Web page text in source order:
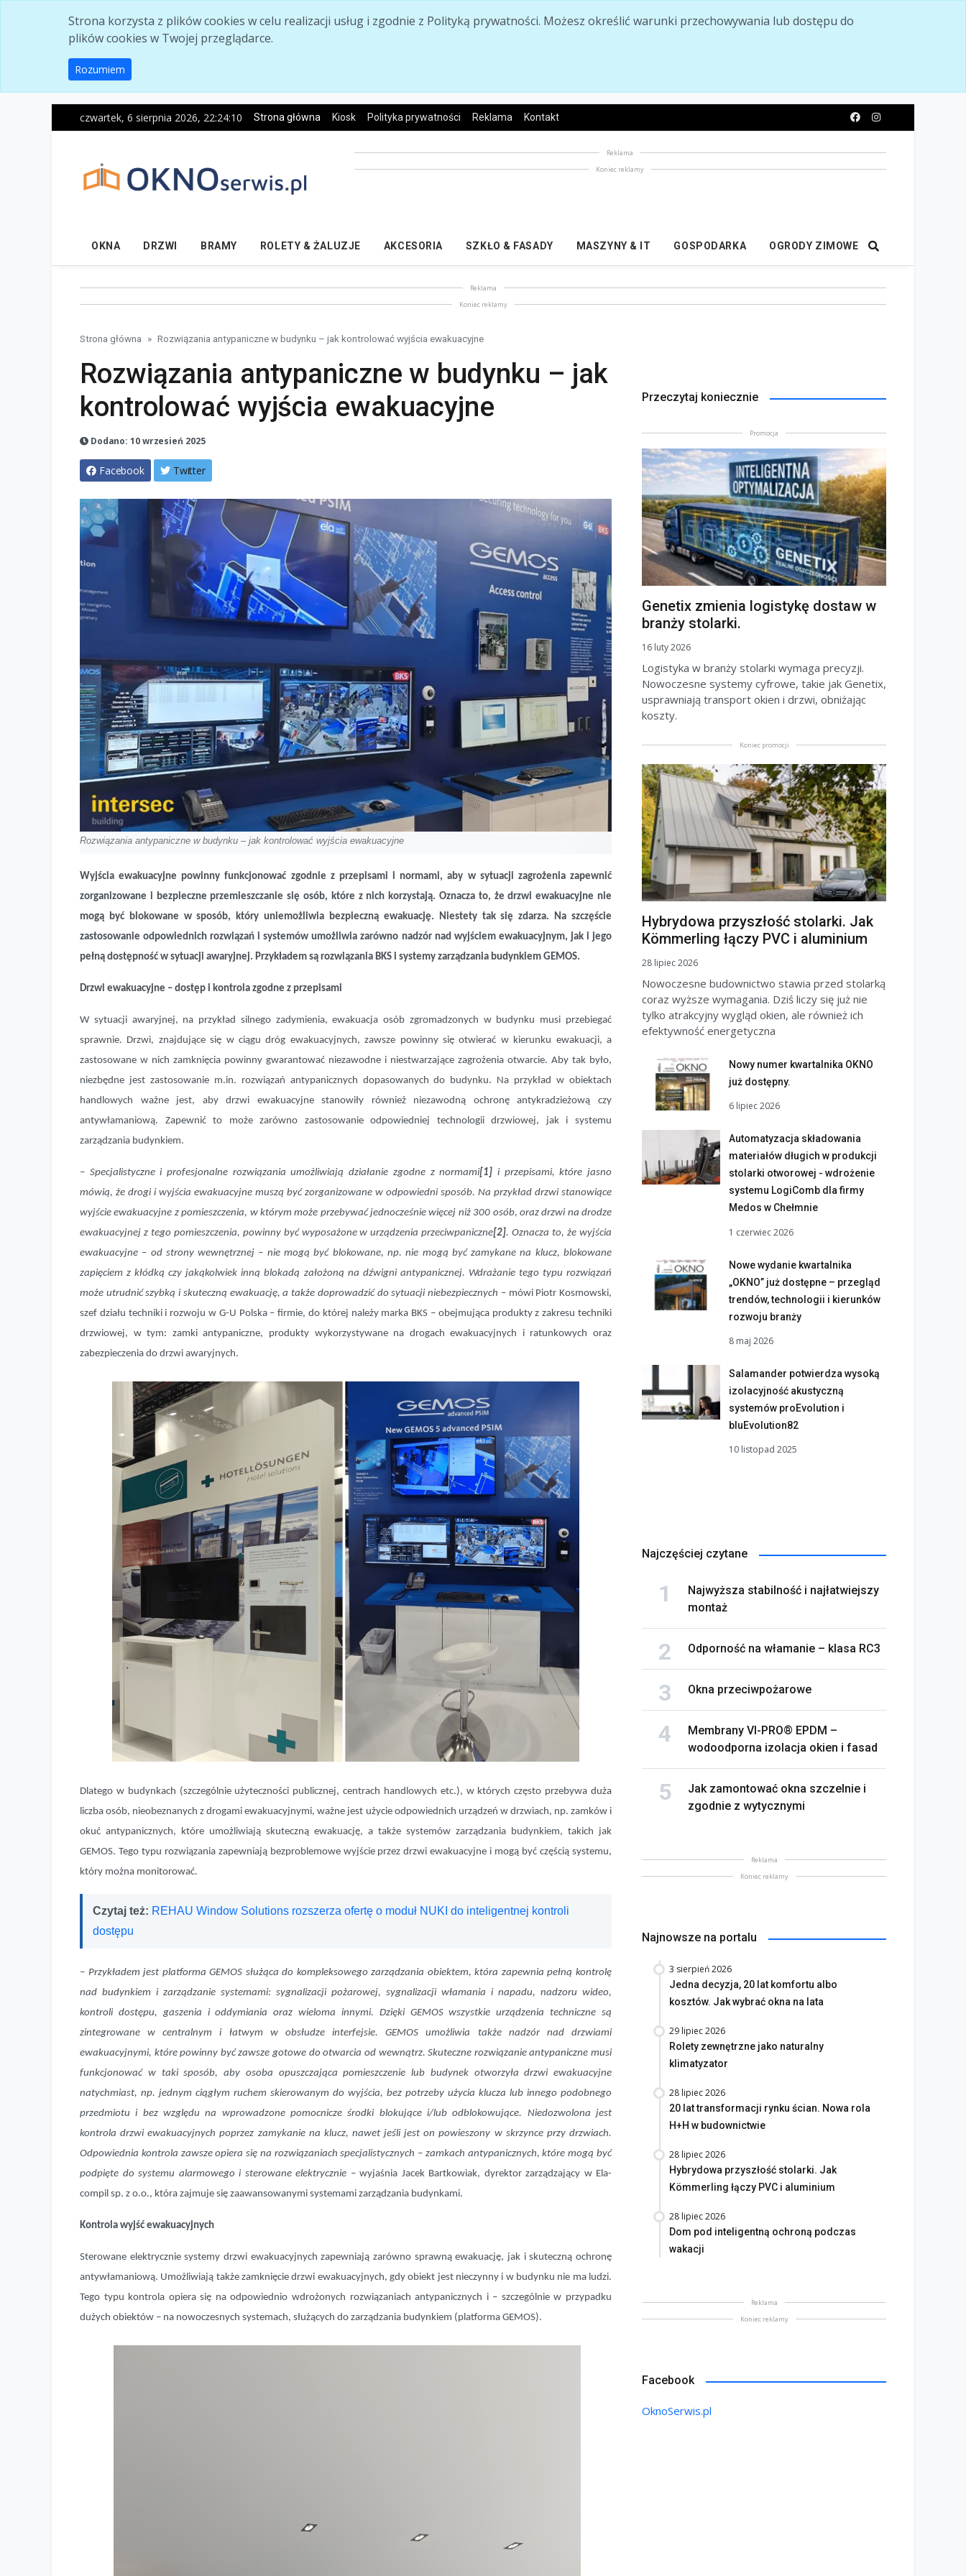
Strona korzysta z plików cookies w celu realizacji usług i zgodnie z Polityką prywatności. Możesz określić warunki przechowywania lub dostępu do
plików cookies w Twojej przeglądarce.
Rozumiem
czwartek, 6 sierpnia 2026, 22:24:11 Strona główna Kiosk Polityka prywatności Reklama Kontakt
Reklama
Koniec reklamy
OKNA DRZWI BRAMY ROLETY & ŻALUZJE AKCESORIA SZKŁO & FASADY MASZYNY & IT GOSPODARKA OGRODY ZIMOWE
Reklama
Koniec reklamy
Strona główna Rozwiązania antypaniczne w budynku – jak kontrolować wyjścia ewakuacyjne
Rozwiązania antypaniczne w budynku – jak
kontrolować wyjścia ewakuacyjne
Dodano: 10 wrzesień 2025
Facebook Twitter
Rozwiązania antypaniczne w budynku – jak kontrolować wyjścia ewakuacyjne
Wyjścia ewakuacyjne powinny funkcjonować zgodnie z przepisami i normami, aby w sytuacji zagrożenia zapewnić
zorganizowane i bezpieczne przemieszczanie się osób, które z nich korzystają. Oznacza to, że drzwi ewakuacyjne nie
mogą być blokowane w sposób, który uniemożliwia bezpieczną ewakuację. Niestety tak się zdarza. Na szczęście
zastosowanie odpowiednich rozwiązań i systemów umożliwia zarówno nadzór nad wyjściem ewakuacyjnym, jak i jego
pełną dostępność w sytuacji awaryjnej. Przykładem są rozwiązania BKS i systemy zarządzania budynkiem GEMOS.
Drzwi ewakuacyjne – dostęp i kontrola zgodne z przepisami
W sytuacji awaryjnej, na przykład silnego zadymienia, ewakuacja osób zgromadzonych w budynku musi przebiegać
sprawnie. Drzwi, znajdujące się w ciągu dróg ewakuacyjnych, zawsze powinny się otwierać w kierunku ewakuacji, a
zastosowane w nich zamknięcia powinny gwarantować niezawodne i niestwarzające zagrożenia otwarcie. Aby tak było,
niezbędne jest zastosowanie m.in. rozwiązań antypanicznych dopasowanych do budynku. Na przykład w obiektach
handlowych ważne jest, aby drzwi ewakuacyjne stanowiły również niezawodną ochronę antykradzieżową czy
antywłamaniową. Zapewnić to może zarówno zastosowanie odpowiedniej technologii drzwiowej, jak i systemu
zarządzania budynkiem.
– Specjalistyczne i profesjonalne rozwiązania umożliwiają działanie zgodne z normami[1] i przepisami, które jasno
mówią, że drogi i wyjścia ewakuacyjne muszą być zorganizowane w odpowiedni sposób. Na przykład drzwi stanowiące
wyjście ewakuacyjne z pomieszczenia, w którym może przebywać jednocześnie więcej niż 300 osób, oraz drzwi na drodze
ewakuacyjnej z tego pomieszczenia, powinny być wyposażone w urządzenia przeciwpaniczne[2]. Oznacza to, że wyjścia
ewakuacyjne – od strony wewnętrznej – nie mogą być blokowane, np. nie mogą być zamykane na klucz, blokowane
zapięciem z kłódką czy jakąkolwiek inną blokadą założoną na dźwigni antypanicznej. Wdrażanie tego typu rozwiązań
może utrudnić szybką i skuteczną ewakuację, a także doprowadzić do sytuacji niebezpiecznych – mówi Piotr Kosmowski,
szef działu techniki i rozwoju w G-U Polska – firmie, do której należy marka BKS – obejmująca produkty z zakresu techniki
drzwiowej, w tym: zamki antypaniczne, produkty wykorzystywane na drogach ewakuacyjnych i ratunkowych oraz
zabezpieczenia do drzwi awaryjnych.
Dlatego w budynkach (szczególnie użyteczności publicznej, centrach handlowych etc.), w których często przebywa duża
liczba osób, nieobeznanych z drogami ewakuacyjnymi, ważne jest użycie odpowiednich urządzeń w drzwiach, np. zamków i
okuć antypanicznych, które umożliwiają skuteczną ewakuację, a także systemów zarządzania budynkiem, takich jak
GEMOS. Tego typu rozwiązania zapewniają bezproblemowe wyjście przez drzwi ewakuacyjne i mogą być częścią systemu,
który można monitorować.
Czytaj też: REHAU Window Solutions rozszerza ofertę o moduł NUKI do inteligentnej kontroli
dostępu
– Przykładem jest platforma GEMOS służąca do kompleksowego zarządzania obiektem, która zapewnia pełną kontrolę
nad budynkiem i zarządzanie systemami: sygnalizacji pożarowej, sygnalizacji włamania i napadu, nadzoru wideo,
kontroli dostępu, gaszenia i oddymiania oraz wieloma innymi. Dzięki GEMOS wszystkie urządzenia techniczne są
zintegrowane w centralnym i łatwym w obsłudze interfejsie. GEMOS umożliwia także nadzór nad drzwiami
ewakuacyjnymi, które powinny być zawsze gotowe do otwarcia od wewnątrz. Skuteczne rozwiązanie antypaniczne musi
funkcjonować w taki sposób, aby osoba opuszczająca pomieszczenie lub budynek otworzyła drzwi ewakuacyjne
natychmiast, np. jednym ciągłym ruchem skierowanym do wyjścia, bez potrzeby użycia klucza lub innego podobnego
przedmiotu i bez względu na wprowadzone pomocnicze środki blokujące i/lub odblokowujące. Niedozwolona jest
kontrola drzwi ewakuacyjnych poprzez zamykanie na klucz, nawet jeśli jest on powieszony w skrzynce przy drzwiach.
Odpowiednia kontrola zawsze opiera się na rozwiązaniach specjalistycznych – zamkach antypanicznych, które mogą być
podpięte do systemu alarmowego i sterowane elektrycznie – wyjaśnia Jacek Bartkowiak, dyrektor zarządzający w Ela-
compil sp. z o.o., która zajmuje się zaawansowanymi systemami zarządzania budynkami.
Kontrola wyjść ewakuacyjnych
Sterowane elektrycznie systemy drzwi ewakuacyjnych zapewniają zarówno sprawną ewakuację, jak i skuteczną ochronę
antywłamaniową. Umożliwiają także zamknięcie drzwi ewakuacyjnych, gdy obiekt jest nieczynny i w budynku nie ma ludzi.
Tego typu kontrola opiera się na odpowiednio wdrożonych rozwiązaniach antypanicznych i – szczególnie w przypadku
dużych obiektów – na nowoczesnych systemach, służących do zarządzania budynkiem (platforma GEMOS).
Przeczytaj koniecznie
Promocja
Genetix zmienia logistykę dostaw w
branży stolarki.
16 luty 2026
Logistyka w branży stolarki wymaga precyzji.
Nowoczesne systemy cyfrowe, takie jak Genetix,
usprawniają transport okien i drzwi, obniżając
koszty.
Koniec promocji
Hybrydowa przyszłość stolarki. Jak
Kömmerling łączy PVC i aluminium
28 lipiec 2026
Nowoczesne budownictwo stawia przed stolarką
coraz wyższe wymagania. Dziś liczy się już nie
tylko atrakcyjny wygląd okien, ale również ich
efektywność energetyczna
Nowy numer kwartalnika OKNO
już dostępny.
6 lipiec 2026
Automatyzacja składowania
materiałów długich w produkcji
stolarki otworowej - wdrożenie
systemu LogiComb dla firmy
Medos w Chełmnie
1 czerwiec 2026
Nowe wydanie kwartalnika
„OKNO” już dostępne – przegląd
trendów, technologii i kierunków
rozwoju branży
8 maj 2026
Salamander potwierdza wysoką
izolacyjność akustyczną
systemów proEvolution i
bluEvolution82
10 listopad 2025
Najczęściej czytane
Najwyższa stabilność i najłatwiejszy
montaż
Odporność na włamanie – klasa RC3
Okna przeciwpożarowe
Membrany VI-PRO® EPDM –
wodoodporna izolacja okien i fasad
Jak zamontować okna szczelnie i
zgodnie z wytycznymi
Reklama
Koniec reklamy
Najnowsze na portalu
3 sierpień 2026
Jedna decyzja, 20 lat komfortu albo
kosztów. Jak wybrać okna na lata
29 lipiec 2026
Rolety zewnętrzne jako naturalny
klimatyzator
28 lipiec 2026
20 lat transformacji rynku ścian. Nowa rola
H+H w budownictwie
28 lipiec 2026
Hybrydowa przyszłość stolarki. Jak
Kömmerling łączy PVC i aluminium
28 lipiec 2026
Dom pod inteligentną ochroną podczas
wakacji
Reklama
Koniec reklamy
Facebook
OknoSerwis.pl